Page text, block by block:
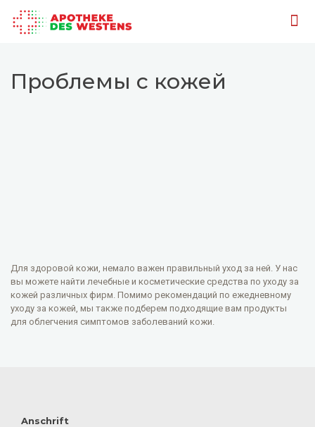
Проблемы с кожей
Для здоровой кожи, немало важен правильный уход за ней. У нас
вы можете найти лечебные и косметические средства по уходу за
кожей различных фирм. Помимо рекомендаций по ежедневному
уходу за кожей, мы также подберем подходящие вам продукты
для облегчения симптомов заболеваний кожи.
Anschrift